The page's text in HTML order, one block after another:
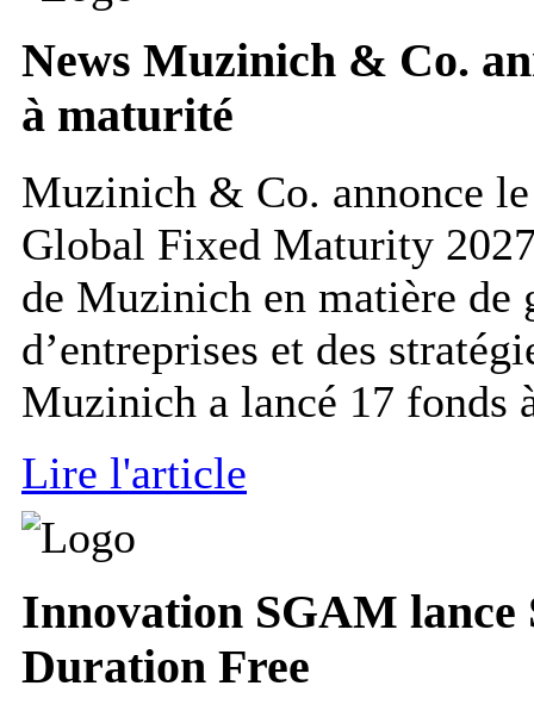
News Muzinich & Co.
à maturité
Muzinich & Co. annonce
Global Fixed Maturity
de Muzinich en matière de
d’entreprises et des
Muzinich a lancé 17 fonds
Lire l'article
Innovation SGAM
Duration Free